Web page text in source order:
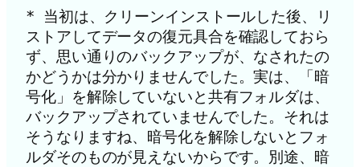
* 当初は、クリーンインストールした後、リ
ストアしてデータの復元具合を確認しておら
ず、思い通りのバックアップが、なされたの
かどうかは分かりませんでした。実は、「暗
号化」を解除していないと共有フォルダは、
バックアップされていませんでした。それは
そうなりますね、暗号化を解除しないとフォ
ルダそのものが見えないからです。別途、暗